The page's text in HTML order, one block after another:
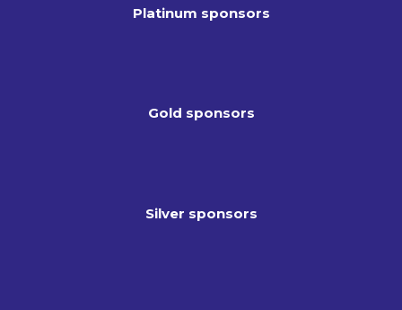
Platinum sponsors
Gold sponsors
Silver sponsors